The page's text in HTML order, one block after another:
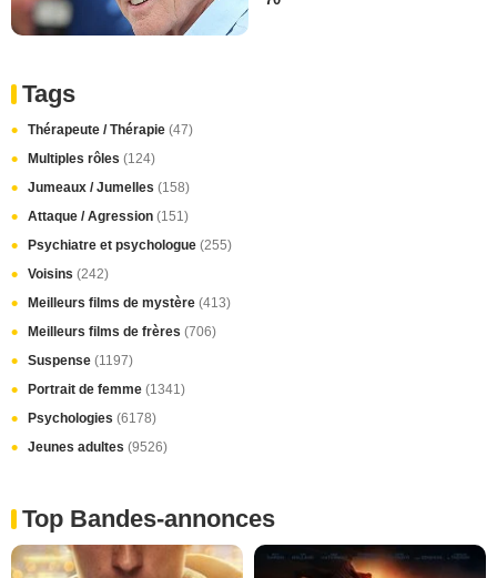
Tags
Thérapeute / Thérapie (47)
Multiples rôles (124)
Jumeaux / Jumelles (158)
Attaque / Agression (151)
Psychiatre et psychologue (255)
Voisins (242)
Meilleurs films de mystère (413)
Meilleurs films de frères (706)
Suspense (1197)
Portrait de femme (1341)
Psychologies (6178)
Jeunes adultes (9526)
Top Bandes-annonces